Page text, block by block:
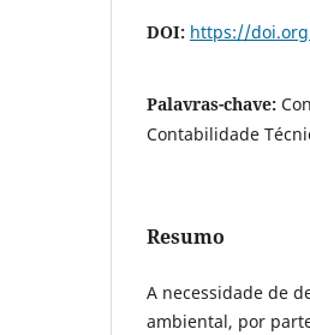
DOI: https://
Palavras-chave:
Contabilidade
Resumo
A necessidade de
ambiental, por